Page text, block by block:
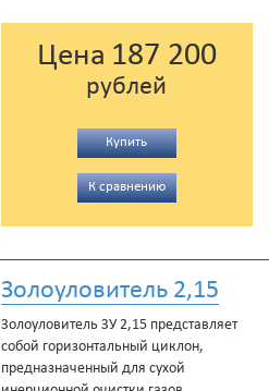
Цена 187 200
рублей
Купить
К сравнению
Золоуловитель 2,15
Золоуловитель ЗУ 2,15 представляет
собой горизонтальный циклон,
предназначенный для сухой